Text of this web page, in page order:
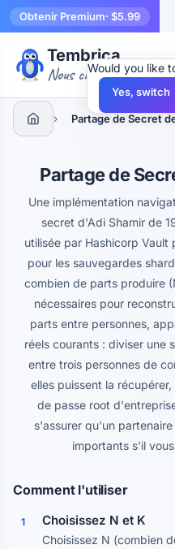
Obtenir Premium· $5.99
Tembrica
Nous créons des outils
› Partage de Secret
Partage de
Une implémentation
secret d'Adi Shamir de
utilisée par Hashicorp
pour les sauvegardes
combien de parts produire
nécessaires pour
parts entre personnes,
réels courants : diviser une
entre trois personnes de
elles puissent la
de passe root
s'assurer qu'un
importants s'il
Comment l'utiliser
1 Choisissez N et K
Choisissez N (combien
Would you like
Yes, switch